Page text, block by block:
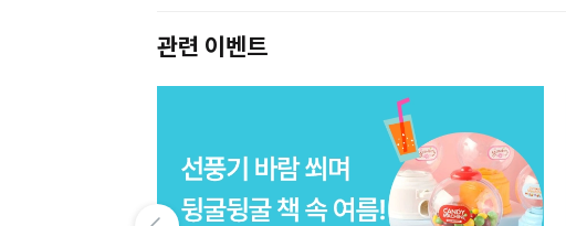
관련 이벤트